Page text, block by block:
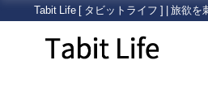
Tabit Life [ タビットライフ ] | 旅欲を